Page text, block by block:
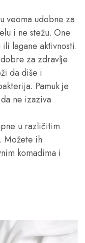
veoma udobne za
i ne stežu. One
lagane aktivnosti.
za zdravlje
da diše i
Pamuk je
ne izaziva
u različitim
Možete ih
komadima i